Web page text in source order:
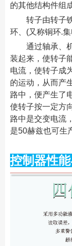
的其他结构件组
转子由转子铁
环、(又称铜环.
通过轴承、机
装起来，使转子
电流，使转子成
的运动，从而产
路中，便产生了
使转子按一定方
路中是交变电流
是50赫
控制器性能